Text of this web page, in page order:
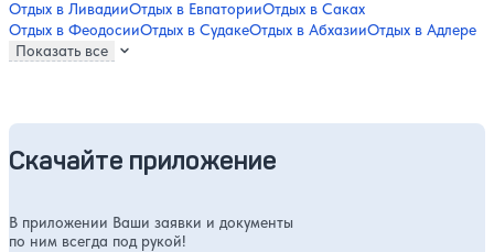
Отдых в ЛивадииОтдых в ЕвпаторииОтдых в Саках
Отдых в ФеодосииОтдых в СудакеОтдых в АбхазииОтдых в Адлере
Показать все
Скачайте приложение
В приложении Ваши заявки и документы
по ним всегда под рукой!